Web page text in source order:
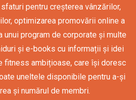
pentru creșterea vânzărilor,
optimizarea promovării online a
unui program de corporate și multe
și e-books cu informații și idei
fitness ambițioase, care își doresc
uneltele disponibile pentru a-și
și numărul de membri.